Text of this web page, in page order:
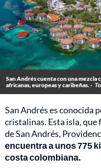
San Andrés cuenta con una
africanas, europeas y caribeñas. -
San Andrés es conocida
cristalinas. Esta isla,
de San Andrés,
encuentra a unos 775
costa colombiana.